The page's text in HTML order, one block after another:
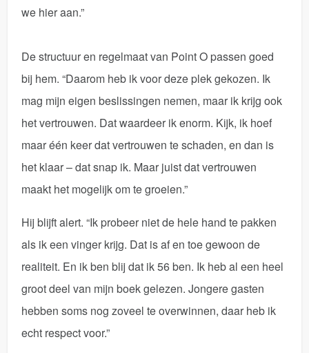
we hier aan.”
De structuur en regelmaat van Point O passen goed
bij hem. “Daarom heb ik voor deze plek gekozen. Ik
mag mijn eigen beslissingen nemen, maar ik krijg ook
het vertrouwen. Dat waardeer ik enorm. Kijk, ik hoef
maar één keer dat vertrouwen te schaden, en dan is
het klaar – dat snap ik. Maar juist dat vertrouwen
maakt het mogelijk om te groeien.”
Hij blijft alert. “Ik probeer niet de hele hand te pakken
als ik een vinger krijg. Dat is af en toe gewoon de
realiteit. En ik ben blij dat ik 56 ben. Ik heb al een heel
groot deel van mijn boek gelezen. Jongere gasten
hebben soms nog zoveel te overwinnen, daar heb ik
echt respect voor.”